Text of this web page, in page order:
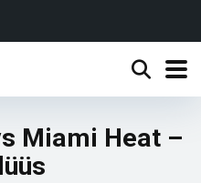
Miami Heat –